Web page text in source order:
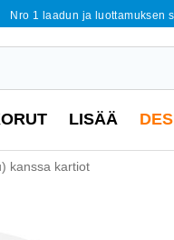
Nro 1 laadun ja luottamuksen
LISÄÄ
kanssa kartiot